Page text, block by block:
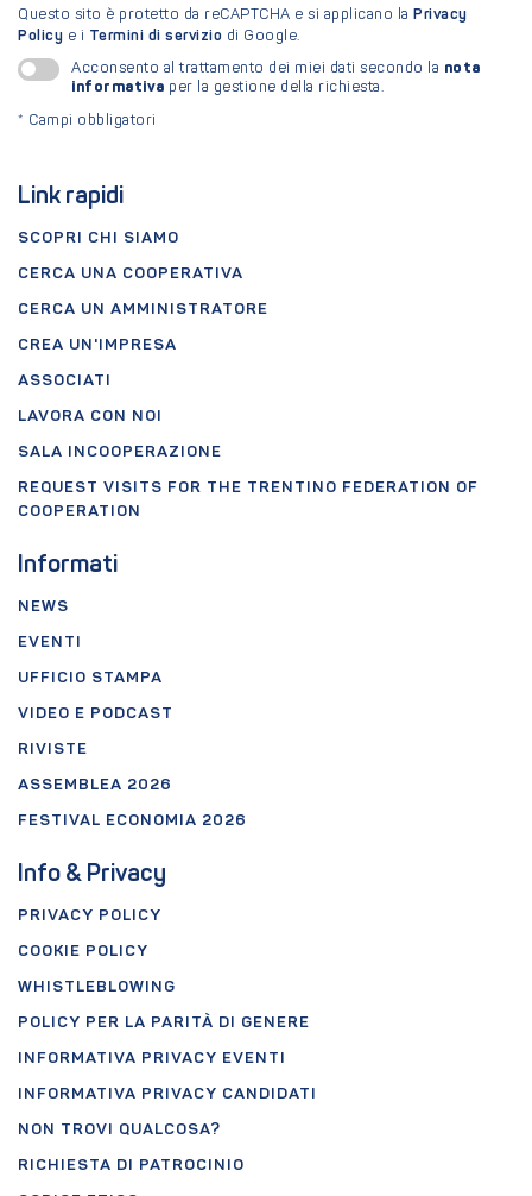
Link rapidi
SCOPRI CHI SIAMO
CERCA UNA COOPERATIVA
CERCA UN AMMINISTRATORE
CREA UN'IMPRESA
ASSOCIATI
LAVORA CON NOI
SALA INCOOPERAZIONE
REQUEST VISITS FOR THE TRENTINO FEDERATION OF
COOPERATION
Informati
NEWS
EVENTI
UFFICIO STAMPA
VIDEO E PODCAST
RIVISTE
ASSEMBLEA 2026
FESTIVAL ECONOMIA 2026
Info & Privacy
PRIVACY POLICY
COOKIE POLICY
WHISTLEBLOWING
POLICY PER LA PARITÀ DI GENERE
INFORMATIVA PRIVACY EVENTI
INFORMATIVA PRIVACY CANDIDATI
NON TROVI QUALCOSA?
RICHIESTA DI PATROCINIO
Questo sito è protetto da reCAPTCHA e si applicano la Privacy
Policy e i Termini di servizio di Google.
Acconsento al trattamento dei miei dati secondo la nota
informativa per la gestione della richiesta.
* Campi obbligatori